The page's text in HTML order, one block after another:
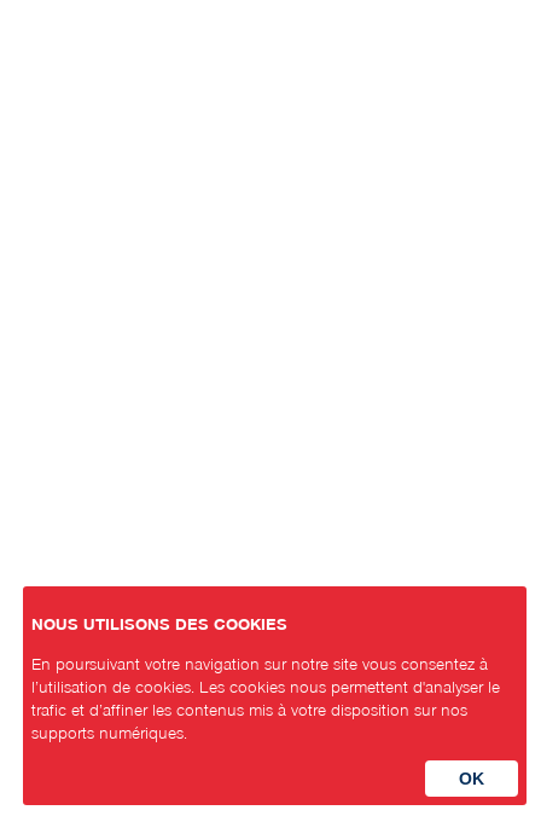
NOUS UTILISONS DES COOKIES
En poursuivant votre navigation sur notre site vous consentez à
l’utilisation de cookies. Les cookies nous permettent d'analyser le
trafic et d’affiner les contenus mis à votre disposition sur nos
supports numériques.